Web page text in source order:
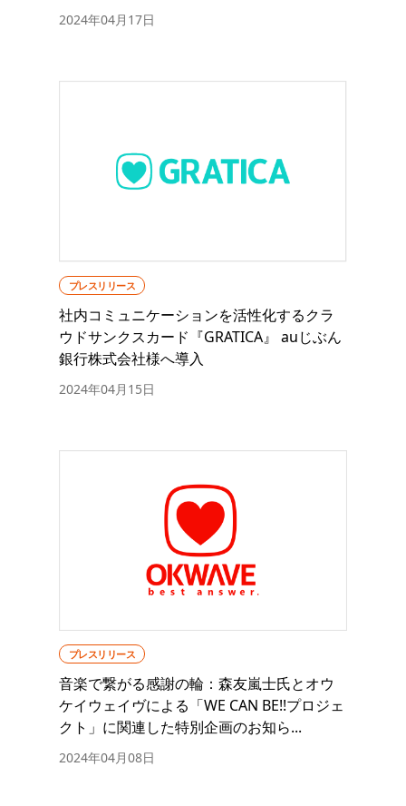
2024年04月17日
プレスリリース
社内コミュニケーションを活性化するクラ
ウドサンクスカード『GRATICA』 auじぶん
銀行株式会社様へ導入
2024年04月15日
プレスリリース
音楽で繋がる感謝の輪：森友嵐士氏とオウ
ケイウェイヴによる「WE CAN BE!!プロジェ
クト」に関連した特別企画のお知ら...
2024年04月08日